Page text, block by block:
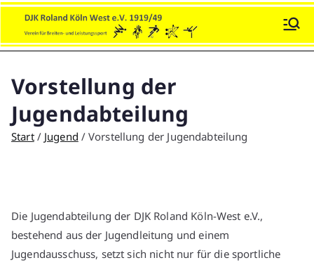
Zum
Inhalt
springen
DJK Roland Köln-West e.V.
Sport und Soziales!
Vorstellung der
Jugendabteilung
Start Jugend Vorstellung der Jugendabteilung
Die Jugendabteilung der DJK Roland Köln-West e.V.,
bestehend aus der Jugendleitung und einem
Jugendausschuss, setzt sich nicht nur für die sportliche